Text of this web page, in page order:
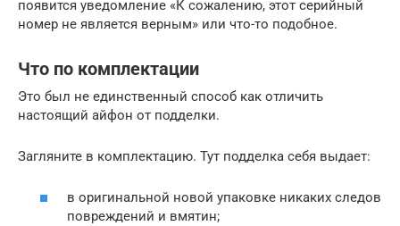
появится уведомление «К сожалению, этот серийный
номер не является верным» или что-то подобное.
Что по комплектации
Это был не единственный способ как отличить
настоящий айфон от подделки.
Загляните в комплектацию. Тут подделка себя выдает:
в оригинальной новой упаковке никаких следов
повреждений и вмятин;